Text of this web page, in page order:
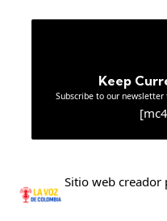
Keep
Subscribe to our
Sitio web creador